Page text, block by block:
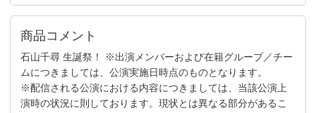
商品コメント
石山千尋 生誕祭！ ※出演メンバーおよび在籍グループ／チー
ムにつきましては、公演実施日時点のものとなります。
※配信される公演における内容につきましては、当該公演上
演時の状況に則しております。現状とは異なる部分があるこ